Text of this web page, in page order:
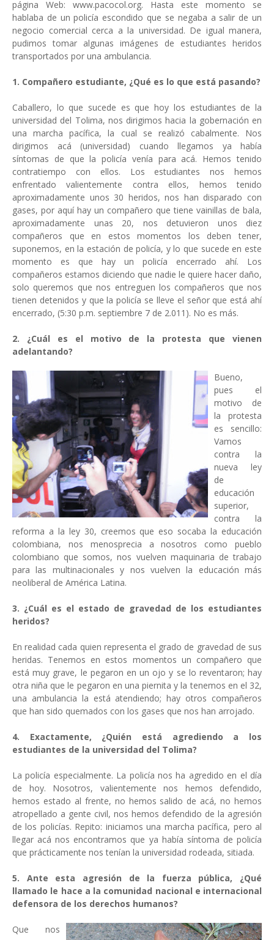
página Web: www.pacocol.org. Hasta este momento se
hablaba de un policía escondido que se negaba a salir de un
negocio comercial cerca a la universidad. De igual manera,
pudimos tomar algunas imágenes de estudiantes heridos
transportados por una ambulancia.
1. Compañero estudiante, ¿Qué es lo que está pasando?
Caballero, lo que sucede es que hoy los estudiantes de la
universidad del Tolima, nos dirigimos hacia la gobernación en
una marcha pacífica, la cual se realizó cabalmente. Nos
dirigimos acá (universidad) cuando llegamos ya había
síntomas de que la policía venía para acá. Hemos tenido
contratiempo con ellos. Los estudiantes nos hemos
enfrentado valientemente contra ellos, hemos tenido
aproximadamente unos 30 heridos, nos han disparado con
gases, por aquí hay un compañero que tiene vainillas de bala,
aproximadamente unas 20, nos detuvieron unos diez
compañeros que en estos momentos los deben tener,
suponemos, en la estación de policía, y lo que sucede en este
momento es que hay un policía encerrado ahí. Los
compañeros estamos diciendo que nadie le quiere hacer daño,
solo queremos que nos entreguen los compañeros que nos
tienen detenidos y que la policía se lleve el señor que está ahí
encerrado, (5:30 p.m. septiembre 7 de 2.011). No es más.
2. ¿Cuál es el motivo de la protesta que vienen
adelantando?
Bueno,
pues el
motivo de
la protesta
es sencillo:
Vamos
contra la
nueva ley
de
educación
superior,
contra la
reforma a la ley 30, creemos que eso socaba la educación
colombiana, nos menosprecia a nosotros como pueblo
colombiano que somos, nos vuelven maquinaria de trabajo
para las multinacionales y nos vuelven la educación más
neoliberal de América Latina.
3. ¿Cuál es el estado de gravedad de los estudiantes
heridos?
En realidad cada quien representa el grado de gravedad de sus
heridas. Tenemos en estos momentos un compañero que
está muy grave, le pegaron en un ojo y se lo reventaron; hay
otra niña que le pegaron en una piernita y la tenemos en el 32,
una ambulancia la está atendiendo; hay otros compañeros
que han sido quemados con los gases que nos han arrojado.
4. Exactamente, ¿Quién está agrediendo a los
estudiantes de la universidad del Tolima?
La policía especialmente. La policía nos ha agredido en el día
de hoy. Nosotros, valientemente nos hemos defendido,
hemos estado al frente, no hemos salido de acá, no hemos
atropellado a gente civil, nos hemos defendido de la agresión
de los policías. Repito: iniciamos una marcha pacífica, pero al
llegar acá nos encontramos que ya había síntoma de policía
que prácticamente nos tenían la universidad rodeada, sitiada.
5. Ante esta agresión de la fuerza pública, ¿Qué
llamado le hace a la comunidad nacional e internacional
defensora de los derechos humanos?
Que nos